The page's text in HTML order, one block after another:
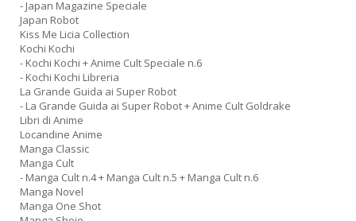
- Japan Magazine Speciale
Japan Robot
Kiss Me Licia Collection
Kochi Kochi
- Kochi Kochi + Anime Cult Speciale n.6
- Kochi Kochi Libreria
La Grande Guida ai Super Robot
- La Grande Guida ai Super Robot + Anime Cult Goldrake
Libri di Anime
Locandine Anime
Manga Classic
Manga Cult
- Manga Cult n.4 + Manga Cult n.5 + Manga Cult n.6
Manga Novel
Manga One Shot